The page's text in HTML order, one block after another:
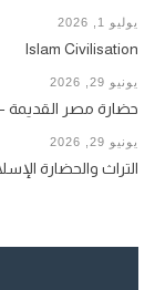
يوليو 1, 2026
Islam Civilisation
يونيو 29, 2026
حضارة مصر القديمة
يونيو 29, 2026
التراث والحضارة